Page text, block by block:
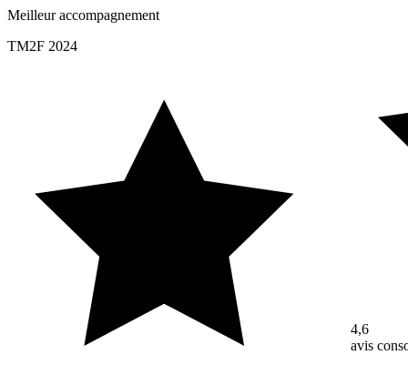
Meilleur accompagnement
TM2F 2024
4,6
avis